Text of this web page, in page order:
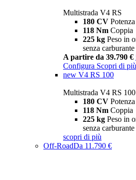
Multistrada V4 RS
180 CV Potenza
118 Nm Coppia
225 kg Peso in
senza carburante
A partire da 39.790 €
Configura Scopri di più
new V4 RS 100
Multistrada V4 RS 100
180 CV Potenza
118 Nm Coppia
225 kg Peso in
senza carburante
scopri di più
Off-RoadDa 11.790 €